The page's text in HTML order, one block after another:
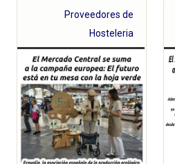
DANA
Proveedores de
Hosteleria